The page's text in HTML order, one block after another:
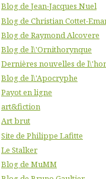
Blog de Jean-Jacques Nuel
Blog de Christian Cottet-
Blog de Raymond Alcovere
Blog de l\'Ornithorynque
Dernières nouvelles de
Blog de l\'Apocryphe
Payot en ligne
art&fiction
Art brut
Site de Philippe Lafitte
Le Stalker
Blog de MuMM